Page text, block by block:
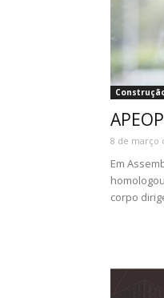
8 de março
Em
corpo